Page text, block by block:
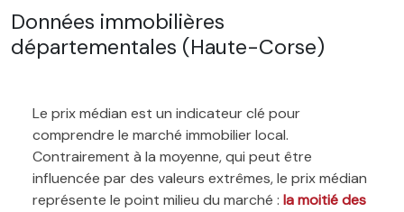
Données immobilières
départementales (Haute-Corse)
Le prix médian est un indicateur clé pour
comprendre le marché immobilier local.
Contrairement à la moyenne, qui peut être
influencée par des valeurs extrêmes, le prix médian
représente le point milieu du marché : la moitié des